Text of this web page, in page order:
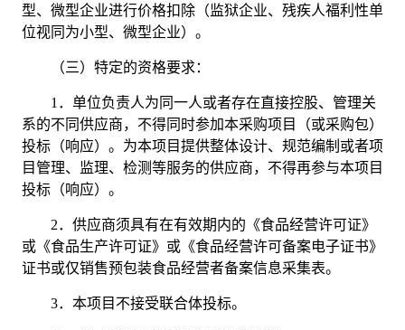
型、微型企业进行价格扣除（监狱企业、残疾人福利性单
位视同为小型、微型企业）。
（三）特定的资格要求：
1． 单位负责人为同一人或者存在直接控股、管理关
系的不同供应商，不得同时参加本采购项目（或采购包）
投标（响应）。为本项目提供整体设计、规范编制或者项
目管理、监理、检测等服务的供应商，不得再参与本项目
投标（响应）。
2． 供应商须具有在有效期内的《食品经营许可证》
或《食品生产许可证》或《食品经营许可备案电子证书》
证书或仅销售预包装食品经营者备案信息采集表。
3． 本项目不接受联合体投标。